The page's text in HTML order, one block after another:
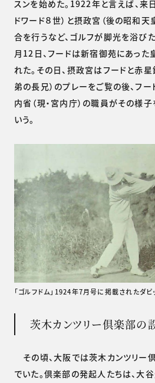
スンを始めた。1922年と言えば、来
ドワード８世）と摂政宮（後の昭和
合を行うなど、ゴルフが脚光を浴び
月12日、フードは新宿御苑にあった
れた。その日、摂政宮はフードと赤
弟の長兄）のプレーをご覧の後、フー
内省（現・宮内庁）の職員がその様
いう。
「ゴルフドム」1924年7月号に掲載されたダビ
茨木カンツリー倶楽部の
その頃、大阪では茨木カンツリー
でいた。倶楽部の発起人たちは、大